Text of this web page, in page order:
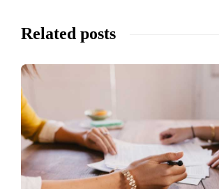
Related posts